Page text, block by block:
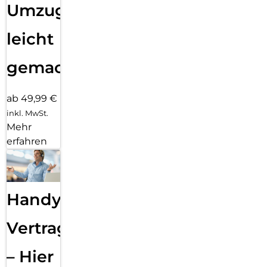
Umzug
leicht
gemacht!
ab 49,99 €
inkl. MwSt.
Mehr
erfahren
Handy
Vertragsabwicklung
– Hier